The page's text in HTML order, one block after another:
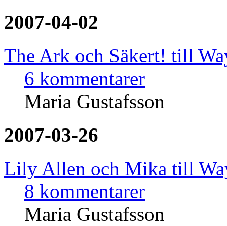
2007-04-02
The Ark och Säkert! till
6 kommentarer
Maria Gustafsson
2007-03-26
Lily Allen och Mika till
8 kommentarer
Maria Gustafsson